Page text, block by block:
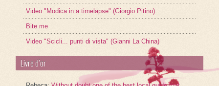
Video "Modica in a timelapse" (Giorgio Pitino)
Bite me
Video "Scicli... punti di vista" (Gianni La China)
Livre d’or